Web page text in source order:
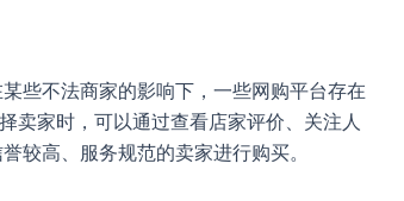
些不法商家的影响下，一些网购平台存在
卖家时，可以通过查看店家评价、关注人
较高、服务规范的卖家进行购买。